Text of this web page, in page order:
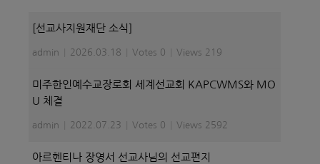
[선교사지원재단 소식]
admin 2026.03.18 Votes 0 Views 219
미주한인예수교장로회 세계선교회 KAPCWMS와 MO
U 체결
admin 2022.07.23 Votes 0 Views 2592
아르헨티나 장영서 선교사님의 선교편지